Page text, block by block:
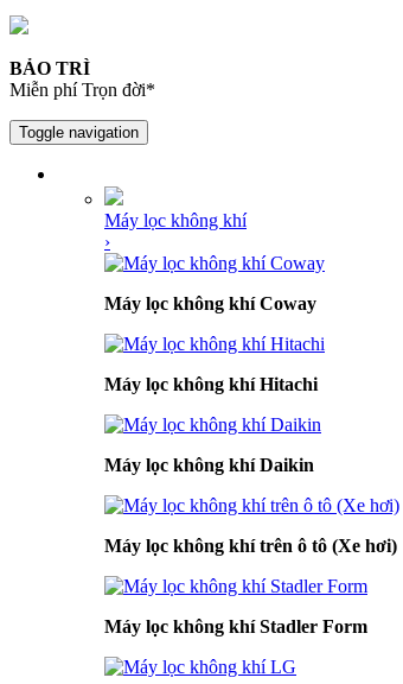
BẢO TRÌ
Miễn phí Trọn đời*
Toggle navigation
Máy lọc không khí
›
Máy lọc không khí Coway
Máy lọc không khí Hitachi
Máy lọc không khí Daikin
Máy lọc không khí trên ô tô (Xe hơi)
Máy lọc không khí Stadler Form